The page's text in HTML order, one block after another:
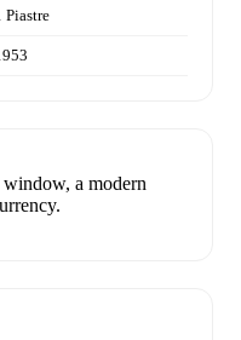
Piastre
a modern